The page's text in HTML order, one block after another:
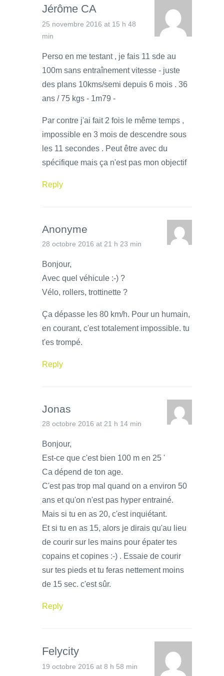
Jérôme CA
25 novembre 2016 at 15 h 48
min
Perso en me testant , je fais 11 sde au
100m sans entraînement vitesse - juste
des plans 10kms/semi depuis 6 mois . 36
ans / 75 kgs - 1m79 -
Par contre j'ai fait 2 fois le même temps ,
impossible en 3 mois de descendre sous
les 11 secondes . Peut être avec du
spécifique mais ça n'est pas mon objectif
Reply
Anonyme
28 octobre 2016 at 21 h 23 min
Bonjour,
Avec quel véhicule :-) ?
Vélo, rollers, trottinette ?
Ça dépasse les 80 km/h. Pour un humain,
en courant, c'est totalement impossible. tu
t'es trompé.
Reply
Jonas
28 octobre 2016 at 21 h 14 min
Bonjour,
Est-ce que c'est bien 100 m en 25 '
Ca dépend de ton age.
C'est pas trop mal quand on a environ 50
ans et qu'on n'est pas hyper entrainé.
Mais si tu en as 20, c'est inquiétant.
Et si tu en as 15, alors je dirais qu'au lieu
de courir sur les mains pour épater tes
copains et copines :-) . Essaie de courir
sur tes pieds et tu feras nettement moins
de 15 sec. c'est sûr.
Reply
Felycity
19 octobre 2016 at 8 h 58 min